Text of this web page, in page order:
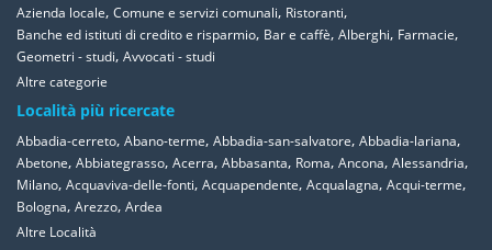
Azienda locale, Comune e servizi comunali, Ristoranti,
Banche ed istituti di credito e risparmio, Bar e caffè, Alberghi, Farmacie,
Geometri - studi, Avvocati - studi
Altre categorie
Località più ricercate
Abbadia-cerreto, Abano-terme, Abbadia-san-salvatore, Abbadia-lariana,
Abetone, Abbiategrasso, Acerra, Abbasanta, Roma, Ancona, Alessandria,
Milano, Acquaviva-delle-fonti, Acquapendente, Acqualagna, Acqui-terme,
Bologna, Arezzo, Ardea
Altre Località